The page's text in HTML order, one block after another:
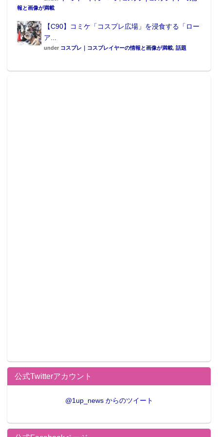
報と画像が満載
【C90】コミケ「コスプレ広場」を浸食する「ロー
ア...
under コスプレ｜コスプレイヤーの情報と画像が満載, 話題
公式Twitterアカウント
@1up_news からのツイート